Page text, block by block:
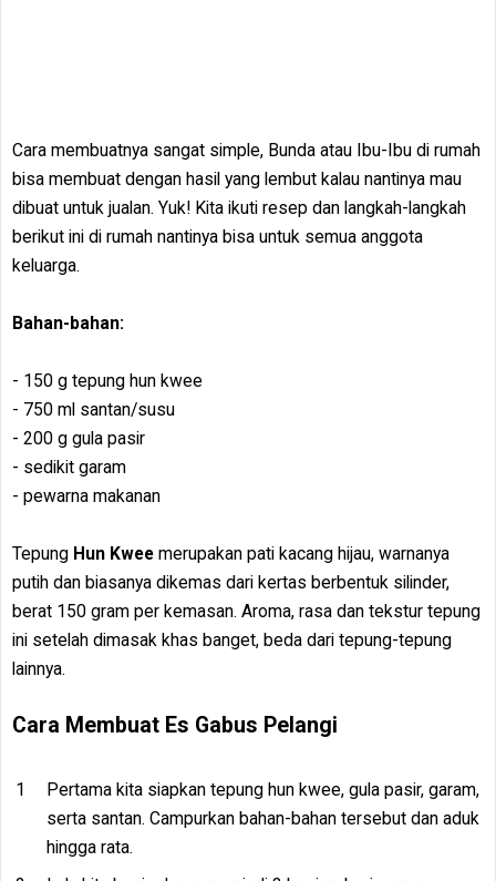
Cara membuatnya sangat simple, Bunda atau Ibu-Ibu di rumah
bisa membuat dengan hasil yang lembut kalau nantinya mau
dibuat untuk jualan. Yuk! Kita ikuti resep dan langkah-langkah
berikut ini di rumah nantinya bisa untuk semua anggota
keluarga.
Bahan-bahan:
- 150 g tepung hun kwee
- 750 ml santan/susu
- 200 g gula pasir
- sedikit garam
- pewarna makanan
Tepung Hun Kwee merupakan pati kacang hijau, warnanya
putih dan biasanya dikemas dari kertas berbentuk silinder,
berat 150 gram per kemasan. Aroma, rasa dan tekstur tepung
ini setelah dimasak khas banget, beda dari tepung-tepung
lainnya.
Cara Membuat Es Gabus Pelangi
Pertama kita siapkan tepung hun kwee, gula pasir, garam,
serta santan. Campurkan bahan-bahan tersebut dan aduk
hingga rata.